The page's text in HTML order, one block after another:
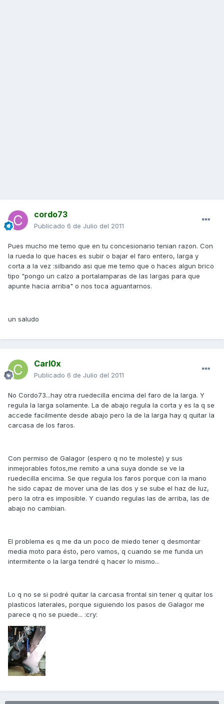
cordo73
Publicado 6 de Julio del 2011
Pues mucho me temo que en tu concesionario tenian razon. Con
la rueda lo que haces es subir o bajar el faro entero, larga y
corta a la vez :silbando asi que me temo que o haces algun brico
tipo "pongo un calzo a portalamparas de las largas para que
apunte hacia arriba" o nos toca aguantarnos.
un saludo
Carl0x
Publicado 6 de Julio del 2011
No Cordo73...hay otra ruedecilla encima del faro de la larga. Y
regula la larga solamente. La de abajo regula la corta y es la q se
accede facilmente desde abajo pero la de la larga hay q quitar la
carcasa de los faros.
Con permiso de Galagor (espero q no te moleste) y sus
inmejorables fotos,me remito a una suya donde se ve la
ruedecilla encima. Se que regula los faros porque con la mano
he sido capaz de mover una de las dos y se sube el haz de luz,
pero la otra es imposible. Y cuando regulas las de arriba, las de
abajo no cambian.
El problema es q me da un poco de miedo tener q desmontar
media moto para ésto, pero vamos, q cuando se me funda un
intermitente o la larga tendré q hacer lo mismo...
Lo q no se si podré quitar la carcasa frontal sin tener q quitar los
plasticos laterales, porque siguiendo los pasos de Galagor me
parece q no se puede... :cry: